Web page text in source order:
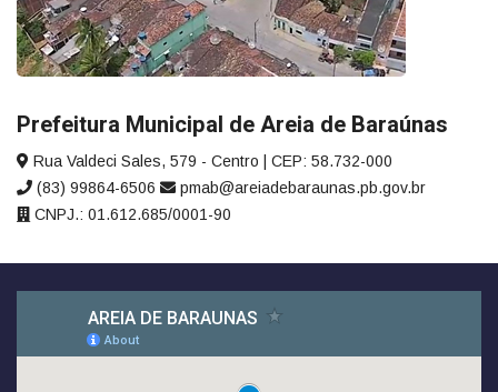
Prefeitura Municipal de Areia de Baraúnas
Rua Valdeci Sales, 579 - Centro | CEP: 58.732-000
(83) 99864-6506
pmab@areiadebaraunas.pb.gov.br
CNPJ.: 01.612.685/0001-90